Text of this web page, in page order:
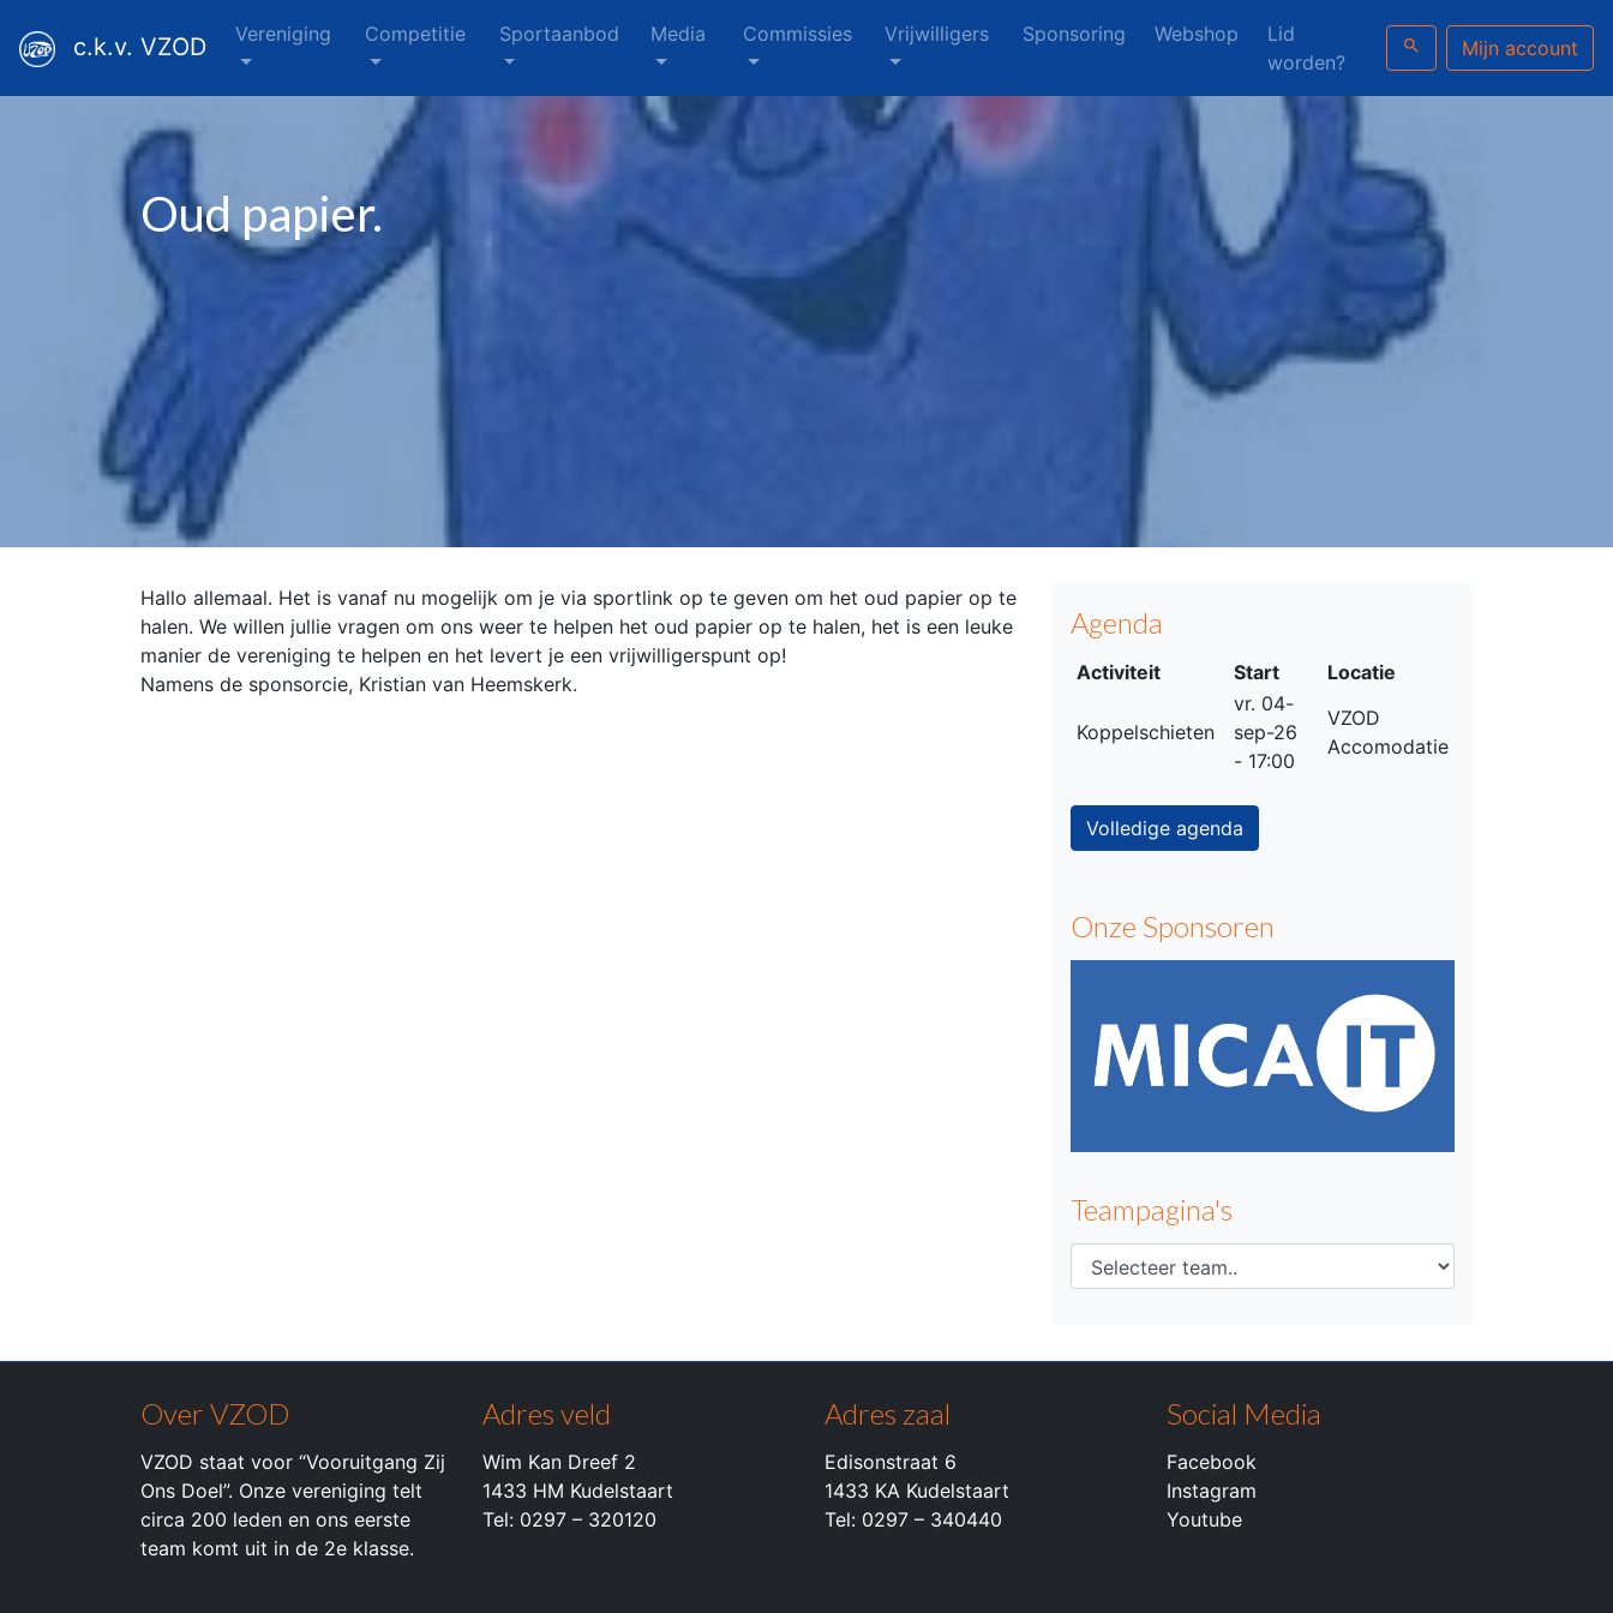
c.k.v. VZOD Vereniging Competitie Sportaanbod Media Commissies Vrijwilligers Sponsoring Webshop
Lid
worden?
search Mijn account
Oud papier.
Hallo allemaal. Het is vanaf nu mogelijk om je via sportlink op te geven om het oud papier op te
halen. We willen jullie vragen om ons weer te helpen het oud papier op te halen, het is een leuke
manier de vereniging te helpen en het levert je een vrijwilligerspunt op!
Namens de sponsorcie, Kristian van Heemskerk.
Agenda
Activiteit Start Locatie
Koppelschieten
vr. 04-
sep-26
- 17:00
VZOD
Accomodatie
Volledige agenda
Onze Sponsoren
Teampagina's
Over VZOD
VZOD staat voor “Vooruitgang Zij
Ons Doel”. Onze vereniging telt
circa 200 leden en ons eerste
team komt uit in de 2e klasse.
Adres veld
Wim Kan Dreef 2
1433 HM Kudelstaart
Tel: 0297 – 320120
Adres zaal
Edisonstraat 6
1433 KA Kudelstaart
Tel: 0297 – 340440
Social Media
Facebook
Instagram
Youtube